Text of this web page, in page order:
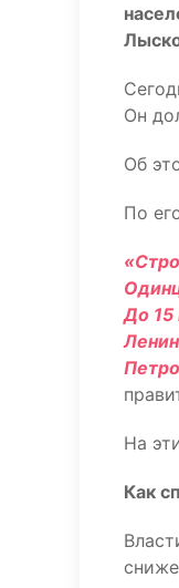
Он
Об
По
До 15
На
Как